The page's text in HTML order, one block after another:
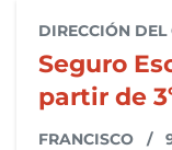
DIRECCIÓN DEL
Seguro
partir de
FRANCISCO / 9